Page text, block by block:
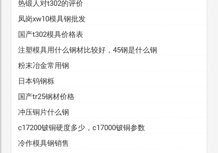
热锻人对t302的评价
凤岗xw10模具钢批发
国产t302模具价格表
注塑模具用什么钢材比较好，45钢是什么钢
粉末冶金常用钢
日本钨钢栎
国产tr25钢材价格
冲压铜片什么钢
c17200铍铜硬度多少，c17000铍铜参数
冷作模具钢销售